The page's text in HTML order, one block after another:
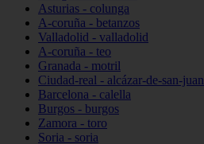
Asturias - colunga
A-coruña - betanzos
Valladolid - valladolid
A-coruña - teo
Granada - motril
Ciudad-real - alcázar-de-san-juan
Barcelona - calella
Burgos - burgos
Zamora - toro
Soria - soria